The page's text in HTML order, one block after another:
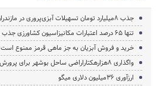
جذب 8میلیارد تومان تسهیلات آبزی‌پروری در مازندران
تنها ۶۵ درصد اعتبارات مکانیزاسیون کشاورزی جذب شد
خرید و فروش آبزیان به جز ماهی قرمز ممنوع است
واگذاری ۸هزارهکتاراراضی ساحل بوشهر برای پرورش میگو
ارزآوری 36میلیون دلاری میگو